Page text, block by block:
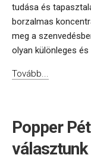
tudása és
borzalmas
meg a
olyan különleges és
Tovább...
Popper